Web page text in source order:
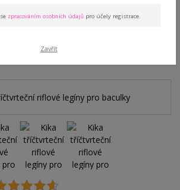
riflové
zpracováním osobních údajů pro účely registrace.
Zavřít